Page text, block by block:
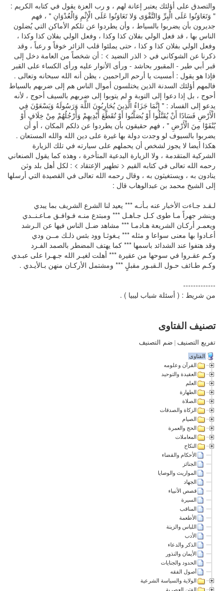
والتصدق على أؤلئك يعتبر إعانة لهم ، و رب العزة يقول في كتابه الكريم :
" وَتَعَاوَنُوا عَلَى الْبِرِّ وَالتَّقْوَى وَلا تَعَاوَنُوا عَلَى الْإِثْمِ وَالْعُدْوَانِ " ، فهم
جديرون بأن يضربوا بالسياط ، وأن يطردوا عن تلكم الأماكن التي يُضلون
الناس بها ، قد فعل الولي بفلان كذا وكذا ، وفعل الولي بفلان كذا وكذا ،
وفعل الولي بفلان كذا و كذا ، حتى يملئوا قلب الزائر خوفاً و رعباً ، وقد
ذكرنا عن الشوكاني في < الذر النضيد > : أن شخصاً من العامة دخل إلى
قبر أبي طير - المقبور بحاشد - ورأى الأنوار عليه ورأى الكساء على القبر
فإذا هو يقول : أمسيت يا أرحم الراحمين ، يظن أنه الله سبحانه وتعالى .
فالمهم أؤلئك السدنة الذين يختلسون أموال الناس هم إلى ضربهم بالسياط
أحوج ، بل إذا دعوا إلى التوبة و لم يتوبوا إلى ضربهم بالسيف أحوج ، لأنه
يدعو إلى الفساد : " إِنَّمَا جَزَاءُ الَّذِينَ يُحَارِبُونَ اللَّهَ وَرَسُولَهُ وَيَسْعَوْنَ فِي
الْأَرْضِ فَسَادًا أَنْ يُقَتَّلُوا أَوْ يُصَلَّبُوا أَوْ تُقَطَّعَ أَيْدِيهِمْ وَأَرْجُلُهُمْ مِنْ خِلَافٍ أَوْ
يُنْفَوْا مِنَ الْأَرْضِ " ، فهم حقيقون بأن يطردوا عن ذلكم المكان ، أو أن
يضربوا بالسيوف لو وجدت دولة بها غيرة على دين الله والله المستعان .
هكذا أيضا لا يجوز لشخص أن يحملهم على سيارته في تلك الزيارة
الشركية المتقدمة ، ولا الزيارة البدعية المتأخرة ، وهذه كما يقول الصنعاني
رحمه الله تعالى في كتابه القيم < تطهير الإعتقاد > : لكل أهل بلد وثن
ينادون به ، ويستغيثون به ، وقال رحمه الله تعالى في القصيدة التي أرسلها
إلى الشيخ محمد بن عبدالوهاب قال :
لـقـد جـاءت الأخبار عنه بـأنـه *** يعيد لنا الشرع الشريف بما يبدي
وينشر جهراً مـا طوى كـل جـاهـل *** ومبتدع منـه فـوافـق مـاعـنــدي
ويعمـر أركـان الشريعة هـادمـا *** مشاهد ضـل الناس فيها عن الـرشد
أعـادوا بها معنى سواعا و مثله *** يـغوثـا وود بئس ذلـك مــن ودي
وقد هتفوا عند الشدائد باسمها *** كما يهتف المضطر بالصمد الفـرد
وكـم عقـروا في سوحها من عقيرة *** أهلت لغيـر الله جـهـرا على عبـدي
وكـم طـائف حـول الـقبـور مقبلٍ *** ومشتمل الأركـان منهن بـالأيـدي .
-------------
من شريط : ( أسئلة شباب ليبيا ) .
تصنيف الفتاوى
تفريع التصنيف | ضم التصنيف
الفتاوى
القرآن وعلومه
العقيدة والتوحيد
العلم
الطهارة
الصلاة
الزكاة والصدقات
الصيام
الحج والعمرة
المعاملات
النكاح
الأحكام والقضاء
الجنائز
المواريث والوصايا
الجهاد
قصص الأنبياء
السيرة
المناقب
الأطعمة
اللباس والزينة
الأدب
الذكر والدعاء
الأيمان والنذور
الحدود والجنايات
أصول الفقه
الولاية والسياسة الشرعية
الفتن العصرية